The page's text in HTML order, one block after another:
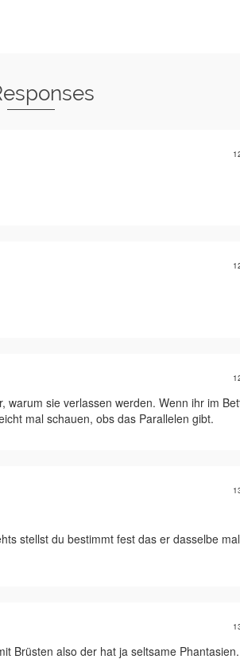
warum sie verlassen werden. Wenn ihr im
mal schauen, obs das Parallelen gibt.
stellst du bestimmt fest das er dasselbe
Brüsten also der hat ja seltsame Phantasien.